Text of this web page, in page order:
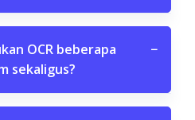
OCR beberapa
sekaligus?
−